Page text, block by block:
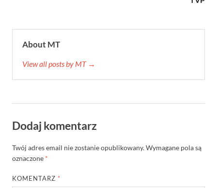
About MT
View all posts by MT →
Dodaj komentarz
Twój adres email nie zostanie opublikowany.Wymagane pola są
oznaczone *
KOMENTARZ *